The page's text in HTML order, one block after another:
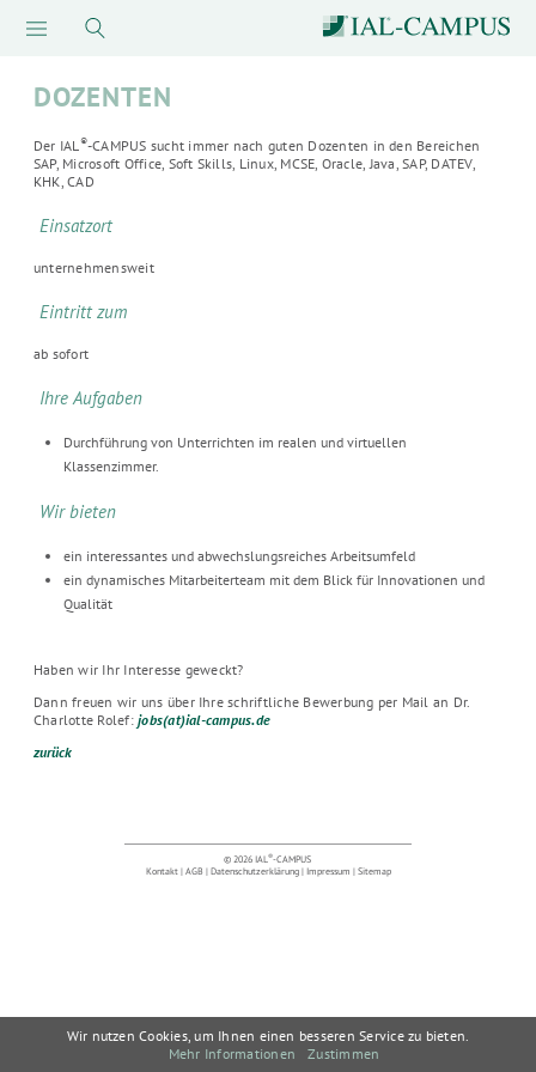
DOZENTEN
Der IAL®-CAMPUS sucht immer nach guten Dozenten in den Bereichen
SAP, Microsoft Office, Soft Skills, Linux, MCSE, Oracle, Java, SAP, DATEV,
KHK, CAD
Einsatzort
unternehmensweit
Eintritt zum
ab sofort
Ihre Aufgaben
Durchführung von Unterrichten im realen und virtuellen
Klassenzimmer.
Wir bieten
ein interessantes und abwechslungsreiches Arbeitsumfeld
ein dynamisches Mitarbeiterteam mit dem Blick für Innovationen und
Qualität
Haben wir Ihr Interesse geweckt?
Dann freuen wir uns über Ihre schriftliche Bewerbung per Mail an Dr.
Charlotte Rolef:jobs(at)ial-campus.de
zurück
© 2026 IAL ®-CAMPUS
Kontakt|AGB|Datenschutzerklärung|Impressum |Sitemap
Wir nutzen Cookies, um Ihnen einen besseren Service zu bieten.
Mehr Informationen
Zustimmen